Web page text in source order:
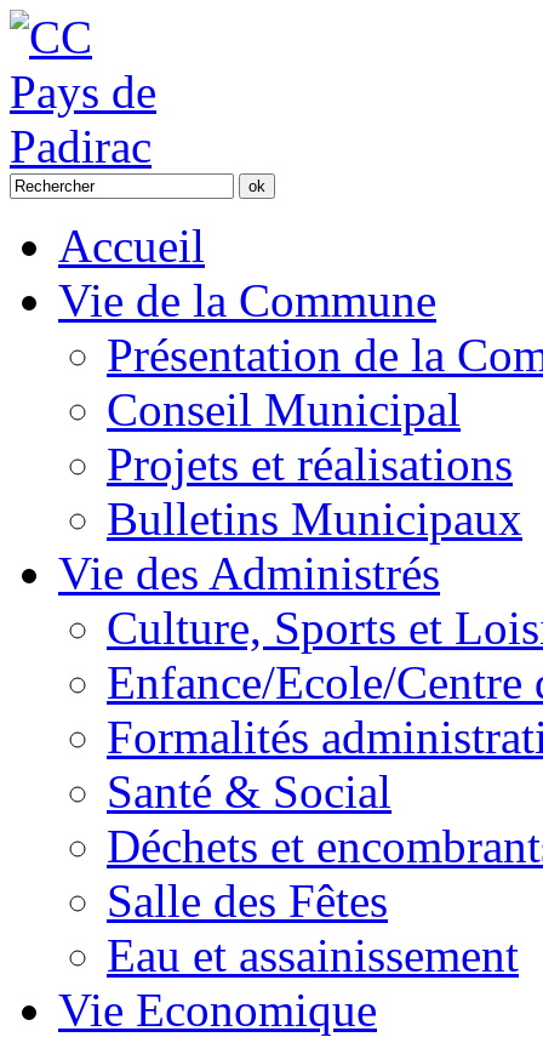
Accueil
Vie de la Commune
Présentation de la
Conseil Municipal
Projets et réalisations
Bulletins Municipaux
Vie des Administrés
Culture, Sports et
Enfance/Ecole/Centre
Formalités
Santé & Social
Déchets et
Salle des Fêtes
Eau et assainissement
Vie Economique